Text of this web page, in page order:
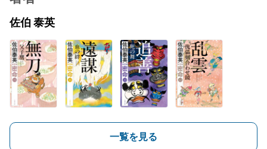
佐伯 泰英
一覧を見る